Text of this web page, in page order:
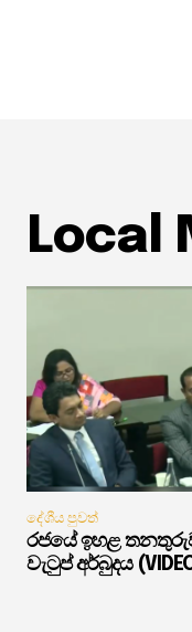
Local
දේශීය පුවත්
රජයේ ඉහළ
වැටුප් අර්බුදය